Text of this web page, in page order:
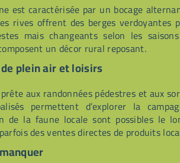
est caractérisée par un bocage
rives offrent des berges verdoyantes
mais changeants selon les
un décor rural reposant.
plein air et loisirs
aux randonnées pédestres et aux
permettent d’explorer la
de la faune locale sont possibles le
des ventes directes de produits